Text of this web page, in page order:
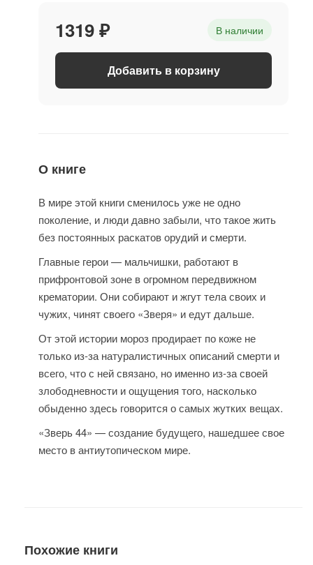
1319 ₽ В наличии
Добавить в корзину
О книге
В мире этой книги сменилось уже не одно
поколение, и люди давно забыли, что такое жить
без постоянных раскатов орудий и смерти.
Главные герои — мальчишки, работают в
прифронтовой зоне в огромном передвижном
крематории. Они собирают и жгут тела своих и
чужих, чинят своего «Зверя» и едут дальше.
От этой истории мороз продирает по коже не
только из-за натуралистичных описаний смерти и
всего, что с ней связано, но именно из-за своей
злободневности и ощущения того, насколько
обыденно здесь говорится о самых жутких вещах.
«Зверь 44» — создание будущего, нашедшее свое
место в антиутопическом мире.
Похожие книги